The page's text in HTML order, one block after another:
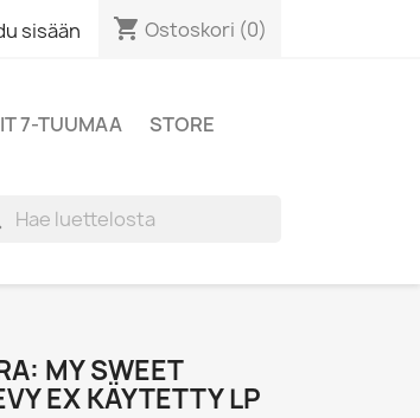
sisään shopping_cart Ostoskori (0)
7-TUUMAA
STORE
MY SWEET
EX KÄYTETTY LP